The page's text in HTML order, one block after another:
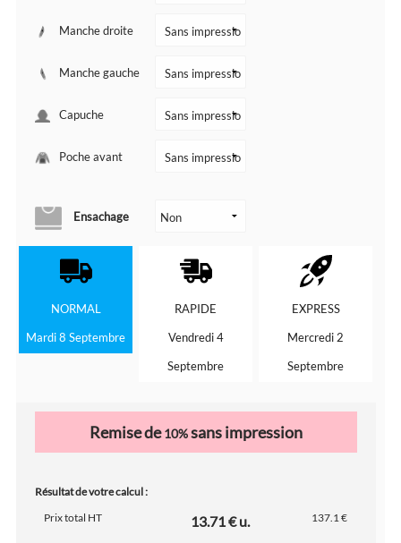
Manche droite
Manche gauche
Capuche
Poche avant
Ensachage
NORMAL
Mardi 8 Septembre
RAPIDE
Vendredi 4
Septembre
EXPRESS
Mercredi 2
Septembre
Remise de10%sans impression
Résultat de votre calcul :
Prix total HT
13.71 € u. 137.1 €